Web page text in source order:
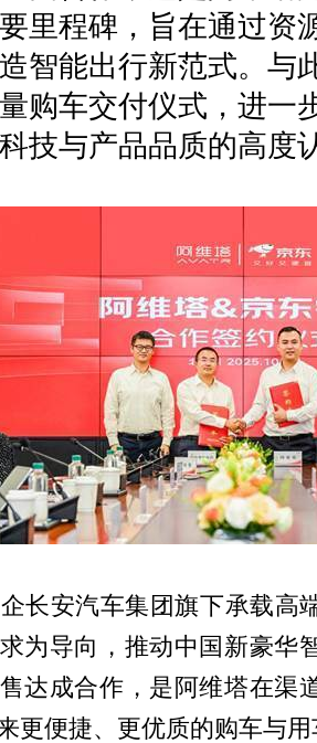
里程碑， 旨在通过资
智能出行新范式。与
购车交付仪式 ，进一
技与产品品质的高度
长安汽车集团旗下承载高
为导向，推动中国新豪华
达成合作，是阿维塔在渠
更便捷、更优质的购车与